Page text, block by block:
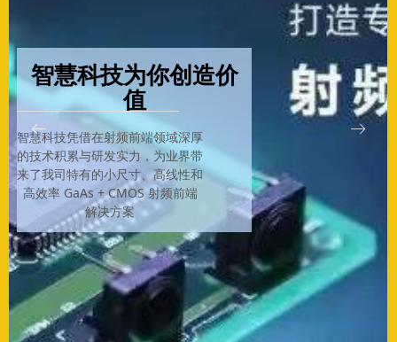
智慧科技为你创造价
值
智慧科技凭借在射频前端领域深厚
的技术积累与研发实力，为业界带
来了我司特有的小尺寸、高线性和
高效率 GaAs + CMOS 射频前端
解决方案
ꂃ ꁹ